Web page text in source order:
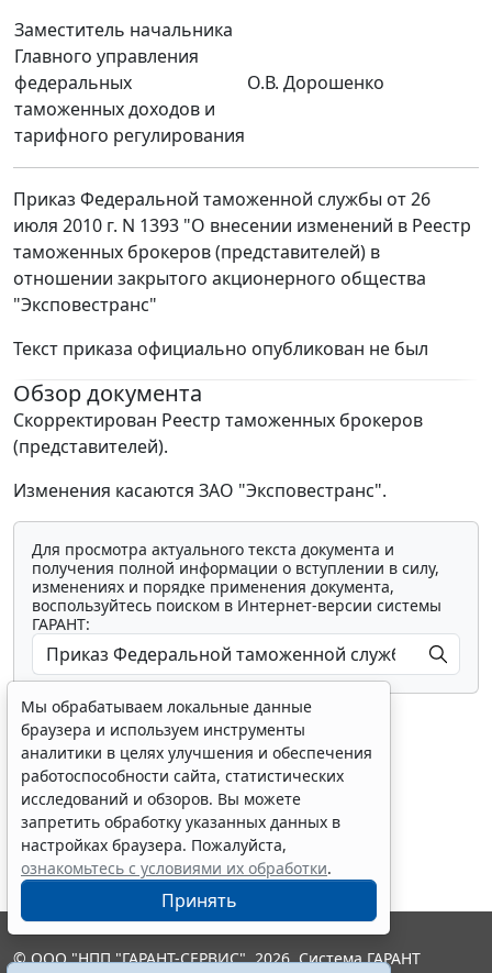
Заместитель начальника
Главного управления
федеральных
таможенных доходов и
тарифного регулирования
О.В. Дорошенко
Приказ Федеральной таможенной службы от 26
июля 2010 г. N 1393 "О внесении изменений в Реестр
таможенных брокеров (представителей) в
отношении закрытого акционерного общества
"Эксповестранс"
Текст приказа официально опубликован не был
Обзор документа
Скорректирован Реестр таможенных брокеров
(представителей).
Изменения касаются ЗАО "Эксповестранс".
Для просмотра актуального текста документа и
получения полной информации о вступлении в силу,
изменениях и порядке применения документа,
воспользуйтесь поиском в Интернет-версии системы
ГАРАНТ:
Показать все материалы
Мы обрабатываем локальные данные
браузера и используем инструменты
аналитики в целях улучшения и обеспечения
работоспособности сайта, статистических
исследований и обзоров. Вы можете
запретить обработку указанных данных в
настройках браузера. Пожалуйста,
ознакомьтесь с условиями их обработки.
Принять
© ООО "НПП "ГАРАНТ-СЕРВИС", 2026. Система ГАРАНТ